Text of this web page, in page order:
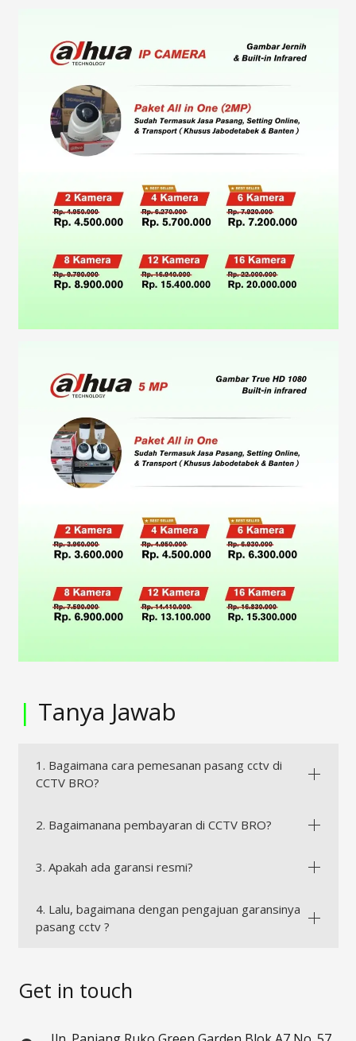
| Tanya Jawab
1. Bagaimana cara pemesanan pasang cctv di
CCTV BRO?
2. Bagaimanana pembayaran di CCTV BRO?
3. Apakah ada garansi resmi?
4. Lalu, bagaimana dengan pengajuan garansinya
pasang cctv ?
Get in touch